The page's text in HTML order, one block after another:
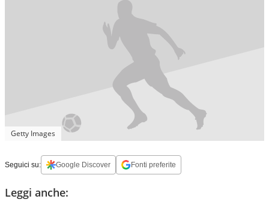
Getty Images
Seguici su: Google Discover Fonti preferite
Leggi anche: